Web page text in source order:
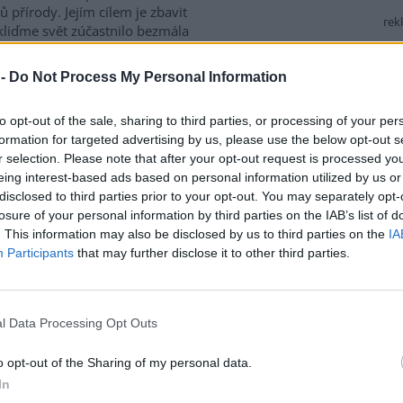
Do Not Process My Personal Information
opt-out of the sale, sharing to third parties, or processing of your
for targeted advertising by us, please use the below opt-out
selection. Please note that after your opt-out request is processed
interest-based ads based on personal information utilized by us
to third parties prior to your opt-out. You may separately
of your personal information by third parties on the IAB’s list of
This information may also be disclosed by us to third parties on the
Participants that may further disclose it to other third parties.
Data Processing Opt Outs
opt-out of the Sharing of my personal data.
přírody. Jejím cílem je zbavit
svět zúčastnilo bezmála
uklidit na 163 tun
udržitelnému
8
a kvalitní bydlení
jeden z klíčových pilířů
politiky. Porovnání Vídně a
ukazuje, že systematický
může výrazně ovlivnit
rozměr městského
stavebnictví?